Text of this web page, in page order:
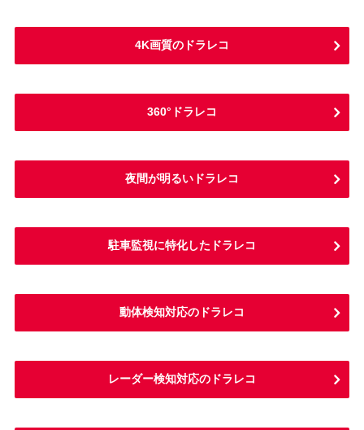
4K画質のドラレコ
360°ドラレコ
夜間が明るいドラレコ
駐車監視に特化したドラレコ
動体検知対応のドラレコ
レーダー検知対応のドラレコ